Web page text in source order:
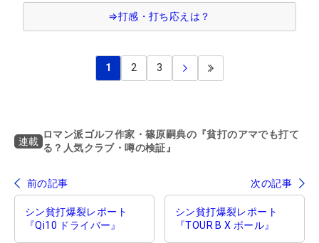
⇒打感・打ち応えは？
1 2 3
連載
ロマン派ゴルフ作家・篠原嗣典の『貧打のアマでも打て
る？人気クラブ・噂の検証』
前の記事 次の記事
シン貧打爆裂レポート
『Qi10 ドライバー』
シン貧打爆裂レポート
『TOUR B X ボール』